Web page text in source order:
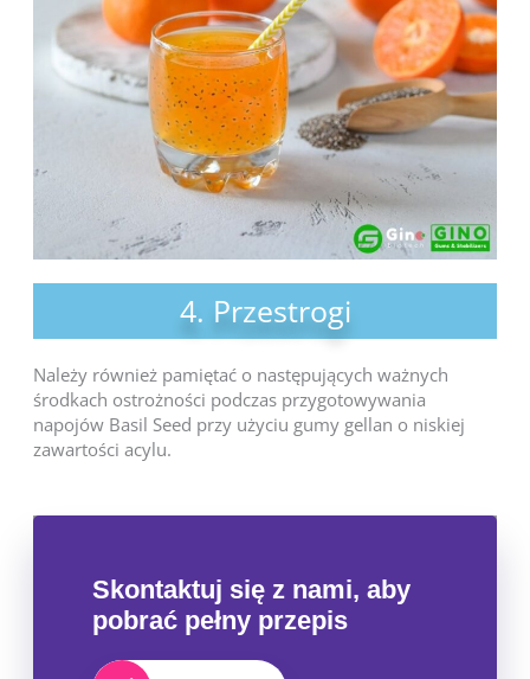
4. Przestrogi
Należy również pamiętać o następujących ważnych
środkach ostrożności podczas przygotowywania
napojów Basil Seed przy użyciu gumy gellan o niskiej
zawartości acylu.
Skontaktuj się z nami, aby
pobrać pełny przepis